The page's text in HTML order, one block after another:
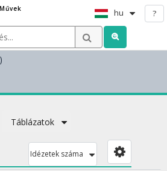
hu ?
Táblázatok
Idézetek száma